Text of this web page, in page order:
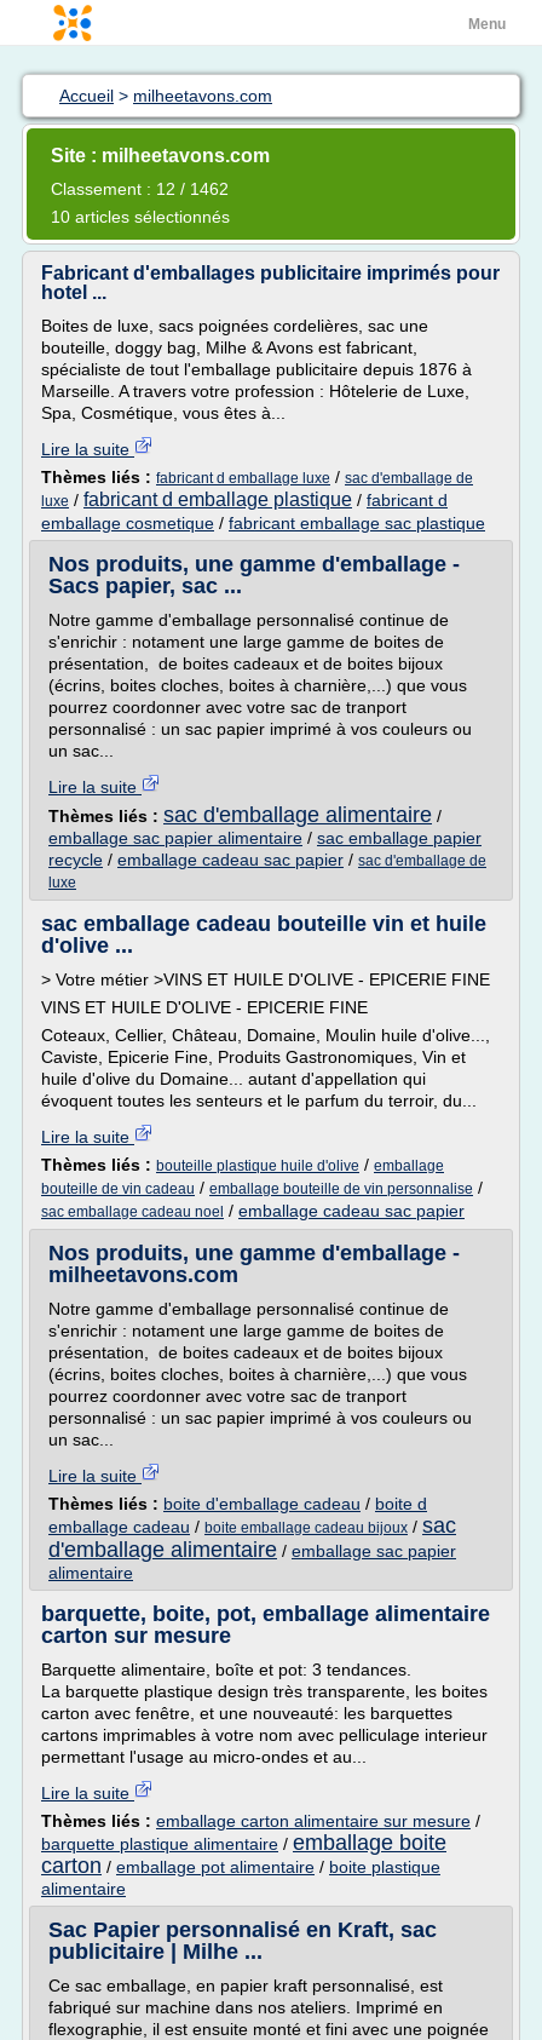
Menu
Accueil > milheetavons.com
Site : milheetavons.com
Classement : 12 / 1462
10 articles sélectionnés
Fabricant d'emballages publicitaire imprimés pour
hotel ...
Boites de luxe, sacs poignées cordelières, sac une
bouteille, doggy bag, Milhe & Avons est fabricant,
spécialiste de tout l'emballage publicitaire depuis 1876 à
Marseille. A travers votre profession : Hôtelerie de Luxe,
Spa, Cosmétique, vous êtes à...
Lire la suite
Thèmes liés : fabricant d emballage luxe / sac d'emballage de
luxe / fabricant d emballage plastique / fabricant d
emballage cosmetique / fabricant emballage sac plastique
Nos produits, une gamme d'emballage -
Sacs papier, sac ...
Notre gamme d'emballage personnalisé continue de
s'enrichir : notament une large gamme de boites de
présentation, de boites cadeaux et de boites bijoux
(écrins, boites cloches, boites à charnière,...) que vous
pourrez coordonner avec votre sac de tranport
personnalisé : un sac papier imprimé à vos couleurs ou
un sac...
Lire la suite
Thèmes liés : sac d'emballage alimentaire /
emballage sac papier alimentaire / sac emballage papier
recycle / emballage cadeau sac papier / sac d'emballage de
luxe
sac emballage cadeau bouteille vin et huile
d'olive ...
> Votre métier >VINS ET HUILE D'OLIVE - EPICERIE FINE
VINS ET HUILE D'OLIVE - EPICERIE FINE
Coteaux, Cellier, Château, Domaine, Moulin huile d'olive...,
Caviste, Epicerie Fine, Produits Gastronomiques, Vin et
huile d'olive du Domaine... autant d'appellation qui
évoquent toutes les senteurs et le parfum du terroir, du...
Lire la suite
Thèmes liés : bouteille plastique huile d'olive / emballage
bouteille de vin cadeau / emballage bouteille de vin personnalise /
sac emballage cadeau noel / emballage cadeau sac papier
Nos produits, une gamme d'emballage -
milheetavons.com
Notre gamme d'emballage personnalisé continue de
s'enrichir : notament une large gamme de boites de
présentation, de boites cadeaux et de boites bijoux
(écrins, boites cloches, boites à charnière,...) que vous
pourrez coordonner avec votre sac de tranport
personnalisé : un sac papier imprimé à vos couleurs ou
un sac...
Lire la suite
Thèmes liés : boite d'emballage cadeau / boite d
emballage cadeau / boite emballage cadeau bijoux / sac
d'emballage alimentaire / emballage sac papier
alimentaire
barquette, boite, pot, emballage alimentaire
carton sur mesure
Barquette alimentaire, boîte et pot: 3 tendances.
La barquette plastique design très transparente, les boites
carton avec fenêtre, et une nouveauté: les barquettes
cartons imprimables à votre nom avec pelliculage interieur
permettant l'usage au micro-ondes et au...
Lire la suite
Thèmes liés : emballage carton alimentaire sur mesure /
barquette plastique alimentaire / emballage boite
carton / emballage pot alimentaire / boite plastique
alimentaire
Sac Papier personnalisé en Kraft, sac
publicitaire | Milhe ...
Ce sac emballage, en papier kraft personnalisé, est
fabriqué sur machine dans nos ateliers. Imprimé en
flexographie, il est ensuite monté et fini avec une poignée